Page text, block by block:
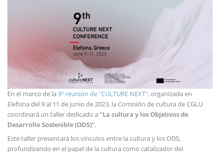
En el marco de la 9ª reunión de "CULTURE NEXT", organizada en
Elefsina del 9 al 11 de junio de 2023, la Comisión de cultura de CGLU
coordinará un taller dedicado a "La cultura y los Objetivos de
Desarrollo Sostenible (ODS)".
Este taller presentará los vínculos entre la cultura y los ODS,
profundizando en el papel de la cultura como catalizador del